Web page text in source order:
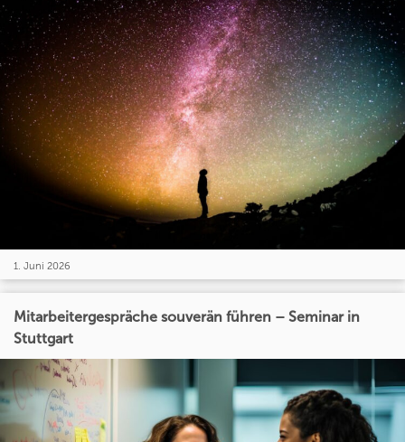
1. Juni 2026
Mitarbeitergespräche souverän führen – Seminar in
Stuttgart